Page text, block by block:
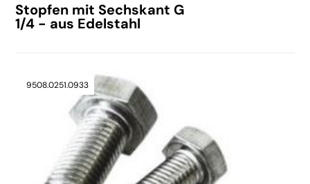
Stopfen mit Sechskant G
1/4 - aus Edelstahl
9508.0251.0933